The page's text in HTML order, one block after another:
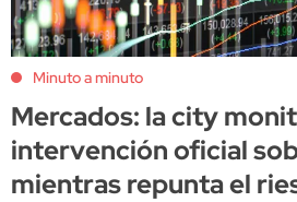
Minuto a minuto
Mercados: la city
intervención oficial
mientras repunta el